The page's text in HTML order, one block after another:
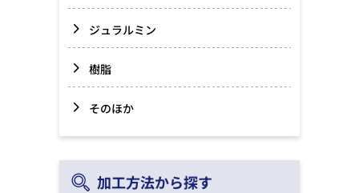
ジュラルミン
樹脂
そのほか
加工方法から探す